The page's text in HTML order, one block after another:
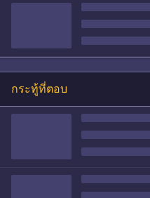
กระทู้ที่ตอบ